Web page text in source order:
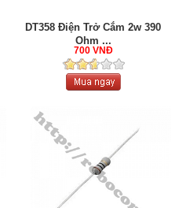
DT358 Điện Trở Cắm 2w 390
Ohm ...
700 VNĐ